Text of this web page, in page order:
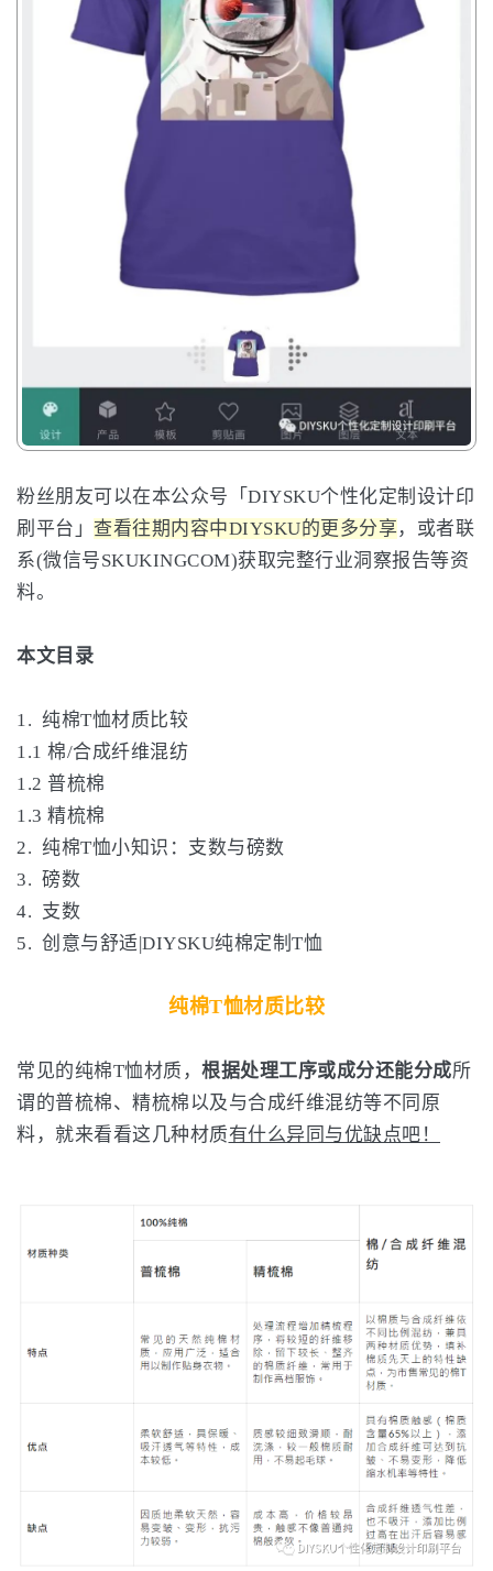
粉丝朋友可以在本公众号「DIYSKU个性化定制设计印
刷平台」 查看往期内容中DIYSKU的更多分享 ，或者联
系(微信号SKUKINGCOM)获取完整行业洞察报告等资
料。
本文目录
1. 纯棉T恤材质比较
1.1 棉/合成纤维混纺
1.2 普梳棉
1.3 精梳棉
2. 纯棉T恤小知识：支数与磅数
3. 磅数
4. 支数
5. 创意与舒适|DIYSKU纯棉定制T恤
纯棉T恤材质比较
常见的纯棉T恤材质， 根据处理工序或成分还能分成所
谓的普梳棉、精梳棉以及与合成纤维混纺等不同原
料，就来看看这几种材质有什么异同与优缺点吧！